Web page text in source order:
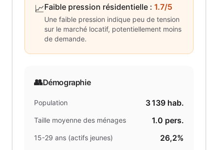
📈Faible pression résidentielle : 1.7/5
Une faible pression indique peu de tension
sur le marché locatif, potentiellement moins
de demande.
👥Démographie
Population 3 139 hab.
Taille moyenne des ménages 1.0 pers.
15-29 ans (actifs jeunes) 26,2%